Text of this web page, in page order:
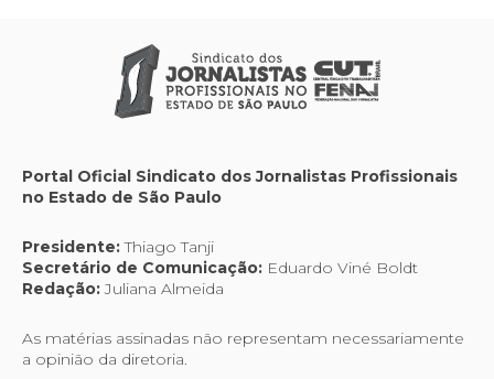
Portal Oficial Sindicato dos Jornalistas Profissionais
no Estado de São Paulo
Presidente:Thiago Tanji
Secretário de Comunicação: Eduardo Viné Boldt
Redação:Juliana Almeida
As matérias assinadas não representam necessariamente
a opinião da diretoria.